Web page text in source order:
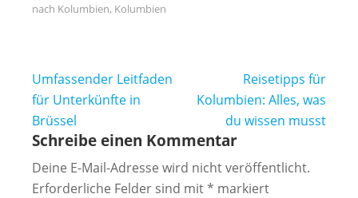
nach Kolumbien, Kolumbien
Beitragsnavigation
Umfassender Leitfaden
für Unterkünfte in
Brüssel
Reisetipps für
Kolumbien: Alles, was
du wissen musst
Schreibe einen Kommentar
Deine E-Mail-Adresse wird nicht veröffentlicht.
Erforderliche Felder sind mit* markiert